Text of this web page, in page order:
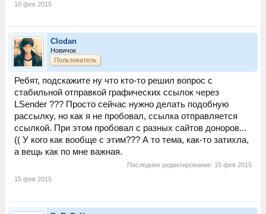
10 фев 2015
Clodan
Новичок
Пользователь
Ребят, подскажите ну что кто-то решил вопрос с
стабильной отправкой графических ссылок через
LSender ??? Просто сейчас нужно делать подобную
рассылку, но как я не пробовал, ссылка отправляется
ссылкой. При этом пробовал с разных сайтов доноров...
(( У кого как вообще с этим??? А то тема, как-то затихла,
а вещь как по мне важная.
Последнее редактирование: 15 фев 2015
15 фев 2015